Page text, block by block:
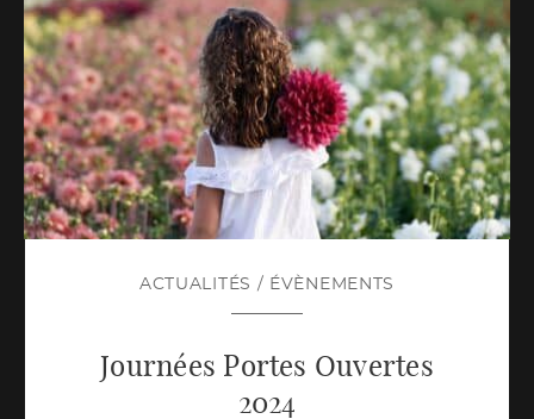
ACTUALITÉS / ÉVÈNEMENTS
Journées Portes Ouvertes
2024